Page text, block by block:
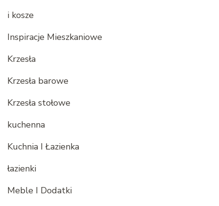
i kosze
Inspiracje Mieszkaniowe
Krzesła
Krzesła barowe
Krzesła stołowe
kuchenna
Kuchnia I Łazienka
łazienki
Meble I Dodatki